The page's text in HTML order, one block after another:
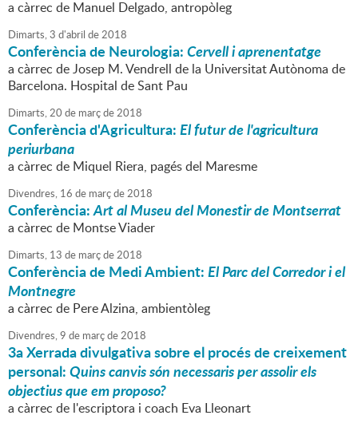
a càrrec de Manuel Delgado, antropòleg
Dimarts,3 d'abril de2018
Conferència de Neurologia:Cervell i aprenentatge
a càrrec de Josep M. Vendrell de la Universitat Autònoma de
Barcelona. Hospital de Sant Pau
Dimarts,20 de marçde2018
Conferència d'Agricultura:El futur de l'agricultura
periurbana
a càrrec de Miquel Riera, pagés del Maresme
Divendres, 16 de marçde2018
Conferència:Art al Museu del Monestir de Montserrat
a càrrec de Montse Viader
Dimarts, 13 de marçde2018
Conferència de Medi Ambient:El Parc del Corredor i el
Montnegre
a càrrec de Pere Alzina, ambientòleg
Divendres,9 de marçde2018
3a Xerrada divulgativa sobre el procés de creixement
personal:Quins canvis són necessaris per assolir els
objectius que em proposo?
a càrrec de l'escriptora i coach Eva Lleonart